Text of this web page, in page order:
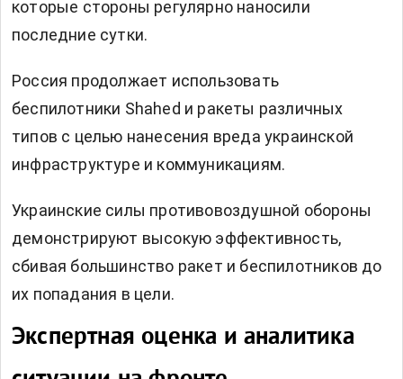
которые стороны регулярно наносили
последние сутки.
Россия продолжает использовать
беспилотники Shahed и ракеты различных
типов с целью нанесения вреда украинской
инфраструктуре и коммуникациям.
Украинские силы противовоздушной обороны
демонстрируют высокую эффективность,
сбивая большинство ракет и беспилотников до
их попадания в цели.
Экспертная оценка и аналитика